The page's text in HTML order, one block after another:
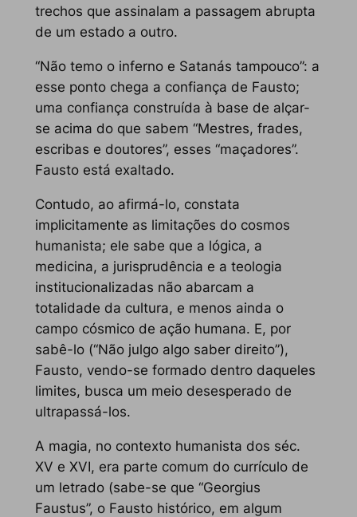
trechos que assinalam a passagem abrupta
de um estado a outro.
“Não temo o inferno e Satanás tampouco”: a
esse ponto chega a confiança de Fausto;
uma confiança construída à base de alçar-
se acima do que sabem “Mestres, frades,
escribas e doutores”, esses “maçadores”.
Fausto está exaltado.
Contudo, ao afirmá-lo, constata
implicitamente as limitações do cosmos
humanista; ele sabe que a lógica, a
medicina, a jurisprudência e a teologia
institucionalizadas não abarcam a
totalidade da cultura, e menos ainda o
campo cósmico de ação humana. E, por
sabê-lo (“Não julgo algo saber direito”),
Fausto, vendo-se formado dentro daqueles
limites, busca um meio desesperado de
ultrapassá-los.
A magia, no contexto humanista dos séc.
XV e XVI, era parte comum do currículo de
um letrado (sabe-se que “Georgius
Faustus”, o Fausto histórico, em algum